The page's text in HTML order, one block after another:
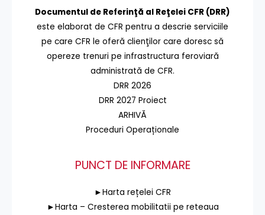
Documentul de Referinţă al Reţelei CFR (DRR)
este elaborat de CFR pentru a descrie serviciile
pe care CFR le oferă clienţilor care doresc să
opereze trenuri pe infrastructura feroviară
administrată de CFR.
DRR 2026
DRR 2027 Proiect
ARHIVĂ
Proceduri Operaționale
PUNCT DE INFORMARE
►Harta rețelei CFR
►Harta – Cresterea mobilitatii pe reteaua